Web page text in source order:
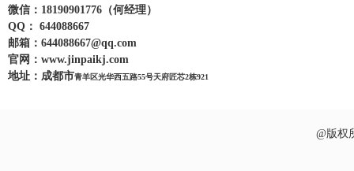
微信： 18190901776 （何经理）
QQ： 644088667
邮箱： 644088667@qq.com
官网： www.jinpaikj.com
地址： 成都市青羊区光华西五路55号天府匠芯2栋921
@版权